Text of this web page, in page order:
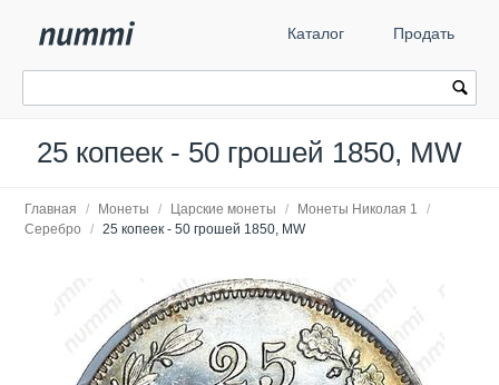
Каталог Продать
25 копеек - 50 грошей 1850, MW
Главная / Монеты / Царские монеты / Монеты Николая 1
/
Серебро
/ 25 копеек - 50 грошей 1850, MW